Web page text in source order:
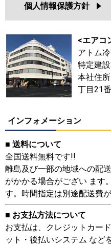
個人情報保護方針
<エアコ
アトム
特定建
本社住
丁目21
インフォメーション
■ 送料について
全国送料無料です!!
離島及び一部の地域への配
がかかる場合がござい ます
す。時間指定は別途配送費が
■ お支払方法について
お支払は、クレジットカー
ット・後払いシステム など